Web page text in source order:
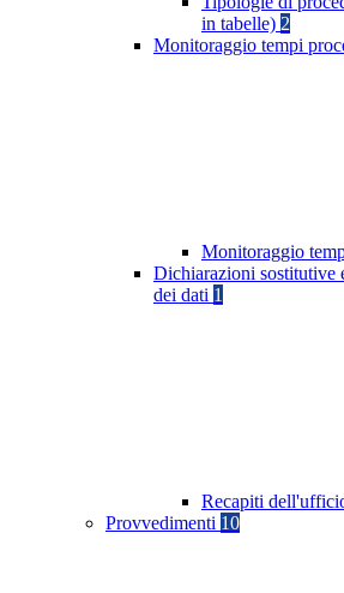
in tabelle) 2
Monitoraggio tempi
Monitoraggio
Dichiarazioni sostitutive
dei dati 1
Recapiti
Provvedimenti 10